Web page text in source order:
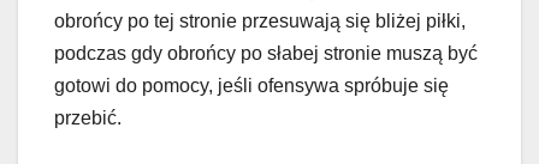
obrońcy po tej stronie przesuwają się bliżej piłki,
podczas gdy obrońcy po słabej stronie muszą być
gotowi do pomocy, jeśli ofensywa spróbuje się
przebić.